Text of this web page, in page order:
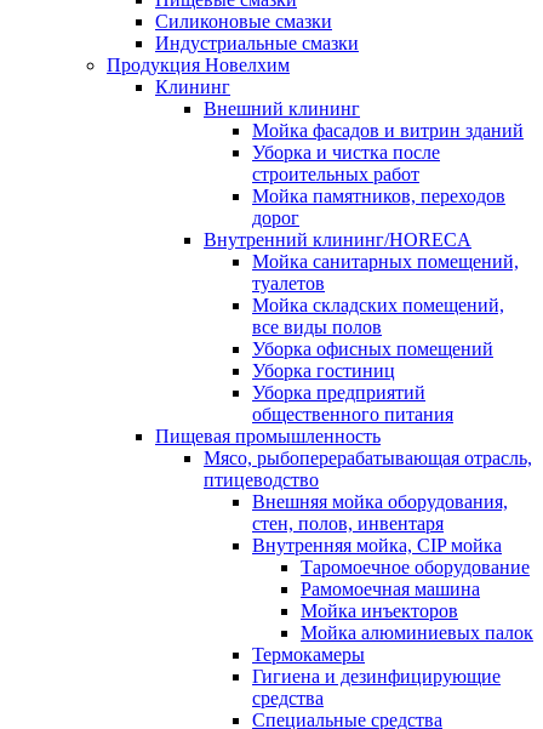
Силиконовые смазки
Индустриальные смазки
Продукция Новелхим
Клининг
Внешний клининг
Мойка фасадов и витрин зданий
Уборка и чистка после
строительных работ
Мойка памятников, переходов
дорог
Внутренний клининг/HORECA
Мойка санитарных помещений,
туалетов
Мойка складских помещений,
все виды полов
Уборка офисных помещений
Уборка гостиниц
Уборка предприятий
общественного питания
Пищевая промышленность
Мясо, рыбоперерабатывающая отрасль,
птицеводство
Внешняя мойка оборудования,
стен, полов, инвентаря
Внутренняя мойка, CIP мойка
Таромоечное оборудование
Рамомоечная машина
Мойка инъекторов
Мойка алюминиевых палок
Термокамеры
Гигиена и дезинфицирующие
средства
Специальные средства